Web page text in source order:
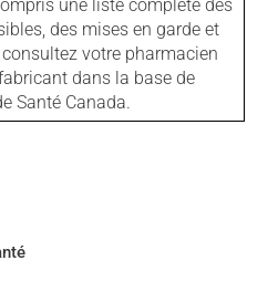
une liste complète des
des mises en garde et
votre pharmacien
dans la base de
Santé Canada.